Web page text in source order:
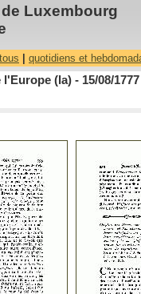
Luxembourg
tous quotidiens et
(la) - 15/08/1777